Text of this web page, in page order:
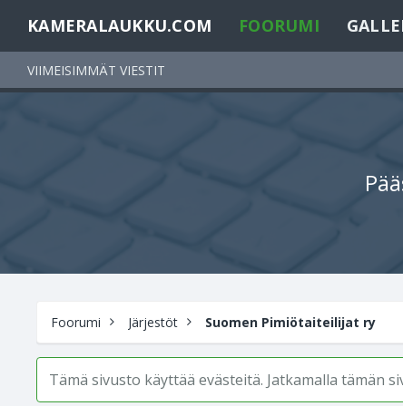
KAMERALAUKKU.COM FOORUMI
VIIMEISIMMÄT VIESTIT
Foorumi Järjestöt Suomen Pimiötaiteilijat ry
Tämä sivusto käyttää evästeitä. Jatkamalla tämän